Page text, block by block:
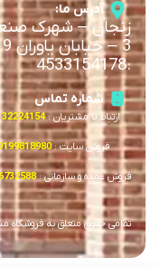
آدرس ما:
زنجان–شهرک
3
–خیابان یاوران 9
:
4533154178
شماره تماس
ارتباط با مشتریان : 32224154 – 024
فروش سایت :
فروش عمده و سازمانی :
تمامی حقوق متعلق به فروشگاه